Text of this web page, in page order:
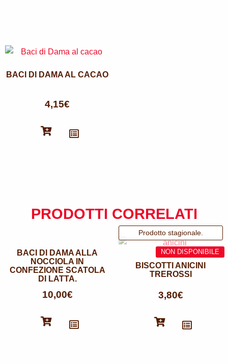
BACI DI DAMA AL CACAO
4,15€
PRODOTTI CORRELATI
BACI DI DAMA ALLA
NOCCIOLA IN
CONFEZIONE SCATOLA
DI LATTA.
10,00€
BISCOTTI ANICINI
TREROSSI
3,80€